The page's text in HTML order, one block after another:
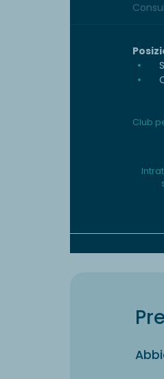
Club